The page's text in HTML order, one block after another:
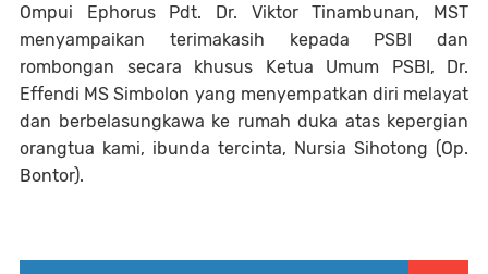
Ompui Ephorus Pdt. Dr. Viktor Tinambunan, MST
menyampaikan terimakasih kepada PSBI dan
rombongan secara khusus Ketua Umum PSBI, Dr.
Effendi MS Simbolon yang menyempatkan diri melayat
dan berbelasungkawa ke rumah duka atas kepergian
orangtua kami, ibunda tercinta, Nursia Sihotong (Op.
Bontor).